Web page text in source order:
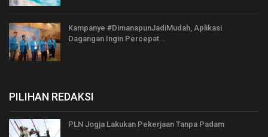
Kampanye #DimanapunJadiMudah, Aplikasi
Dagangan Ingin Percepat…
PILIHAN REDAKSI
PLN Jogja Lakukan Pekerjaan Tanpa Padam